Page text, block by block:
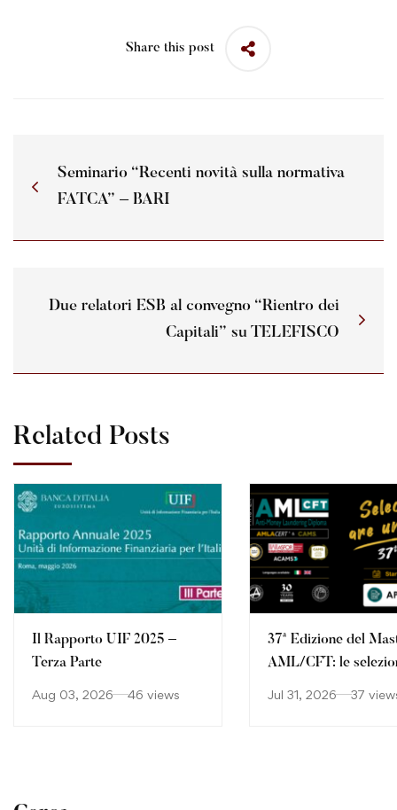
Share this post
Seminario “Recenti novità sulla normativa
FATCA” – BARI
Due relatori ESB al convegno “Rientro dei
Capitali” su TELEFISCO
Related Posts
Il Rapporto UIF 2025 –
Terza Parte
Aug 03, 2026 46 views
37ª Edizione del
AML/CFT: le
Jul 31, 2026 37